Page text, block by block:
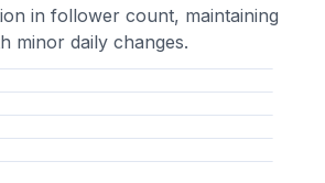
in follower count, maintaining
minor daily changes.